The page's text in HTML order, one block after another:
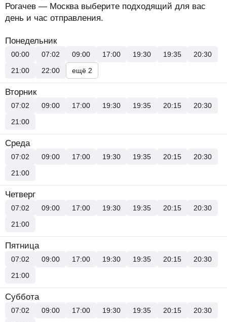
Рогачев — Москва выберите подходящий для вас
день и час отправления.
Понедельник
00:00 07:02 09:00 17:00 19:30 19:35
20:30
21:00
22:00 ещё 2
Вторник
07:02 09:00 17:00 19:30 19:35 20:15
20:30
21:00
Среда
07:02 09:00 17:00 19:30 19:35 20:15
20:30
21:00
Четверг
07:02 09:00 17:00 19:30 19:35 20:15
20:30
21:00
Пятница
07:02 09:00 17:00 19:30 19:35 20:15
20:30
21:00
Суббота
07:02 09:00 17:00 19:30 19:35 20:15
20:30